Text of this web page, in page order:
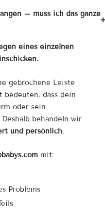
– muss ich das ganze
eines einzelnen
gebrochene Leiste
bedeuten, dass dein
oder sein
behandeln wir
und persönlich.
mit:
Problems